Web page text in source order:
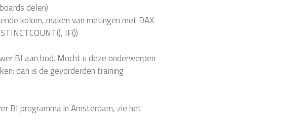
delen)
kolom, maken van metingen met DAX
IF())
BI aan bod. Mocht u deze onderwerpen
dan is de gevorderden training
BI programma in Amsterdam, zie het